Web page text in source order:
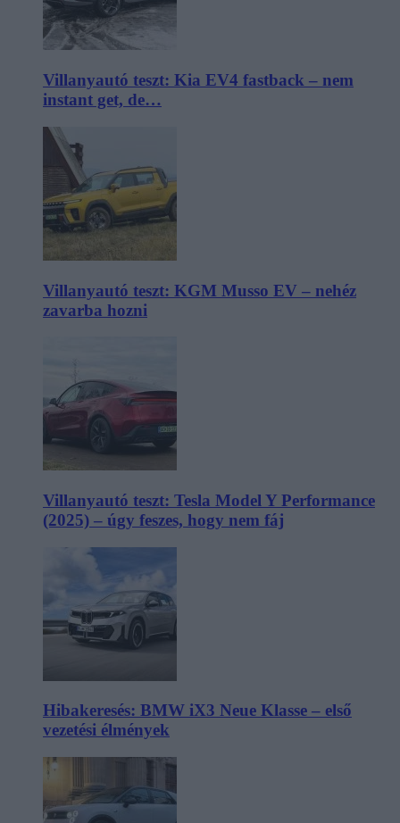
Villanyautó teszt: Kia EV4 fastback – nem
instant get, de…
Villanyautó teszt: KGM Musso EV – nehéz
zavarba hozni
Villanyautó teszt: Tesla Model Y Performance
(2025) – úgy feszes, hogy nem fáj
Hibakeresés: BMW iX3 Neue Klasse – első
vezetési élmények